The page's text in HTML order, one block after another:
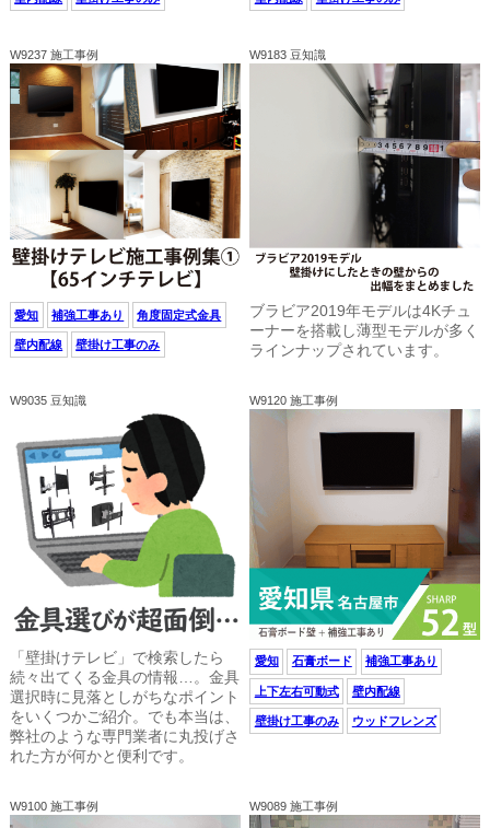
W9237 施工事例
愛知 補強工事あり 角度固定式金具
壁内配線 壁掛け工事のみ
W9183 豆知識
ブラビア2019年モデルは4Kチュ
ーナーを搭載し薄型モデルが多く
ラインナップされています。
W9035 豆知識
「壁掛けテレビ」で検索したら
続々出てくる金具の情報…。金具
選択時に見落としがちなポイント
をいくつかご紹介。でも本当は、
弊社のような専門業者に丸投げさ
れた方が何かと便利です。
W9120 施工事例
愛知 石膏ボード 補強工事あり
上下左右可動式 壁内配線
壁掛け工事のみ ウッドフレンズ
W9100 施工事例 W9089 施工事例